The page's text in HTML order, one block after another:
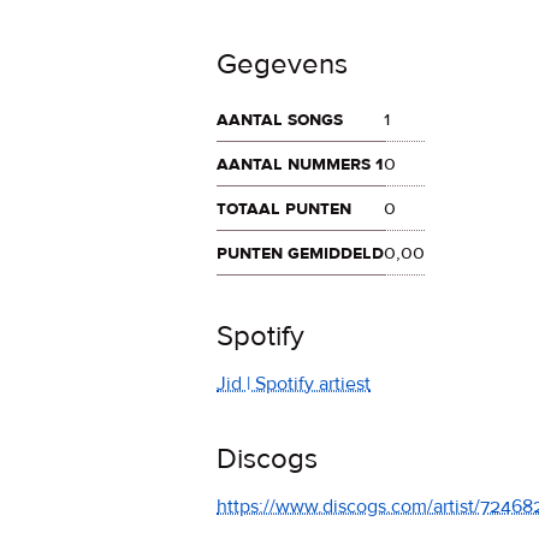
Gegevens
aantal songs
1
aantal nummers 10
totaal punten
0
punten gemiddeld0,00
Spotify
Jid | Spotify artiest
Discogs
https://www.discogs.com/artist/